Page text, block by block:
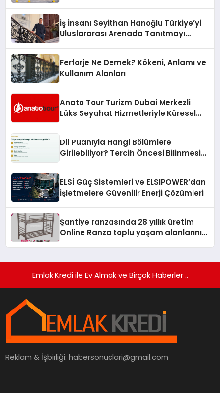
İş İnsanı Seyithan Hanoğlu Türkiye’yi
Uluslararası Arenada Tanıtmayı
Ferforje Ne Demek? Kökeni, Anlamı ve
Kullanım Alanları
Anato Tour Turizm Dubai Merkezli
Lüks Seyahat Hizmetleriyle Küresel
Dil Puanıyla Hangi Bölümlere
Girilebiliyor? Tercih Öncesi Bilinmesi
ELSİ Güç Sistemleri ve ELSIPOWER’dan
İşletmelere Güvenilir Enerji Çözümleri
Şantiye ranzasında 28 yıllık üretim
Online Ranza toplu yaşam alanlarını
Emlak Kredi ile Ev Almak ve Birçok Haberler ..
Reklam & İşbirliği:habersonuclari@gmail.com